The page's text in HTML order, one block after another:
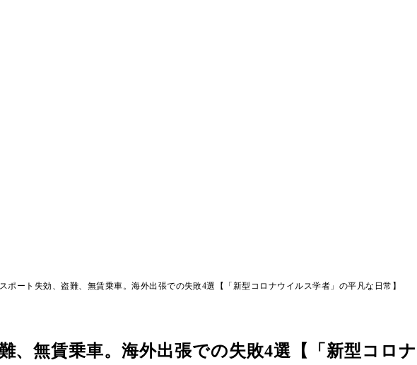
ポート失効、盗難、無賃乗車。海外出張での失敗4選【「新型コロナウイルス学者」の平凡な日常】
、無賃乗車。海外出張での失敗4選【「新型コロ